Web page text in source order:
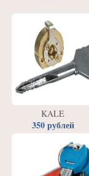
KALE
350 рублей